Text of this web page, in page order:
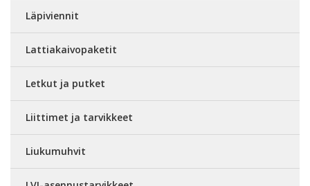
Läpiviennit
Lattiakaivopaketit
Letkut ja putket
Liittimet ja tarvikkeet
Liukumuhvit